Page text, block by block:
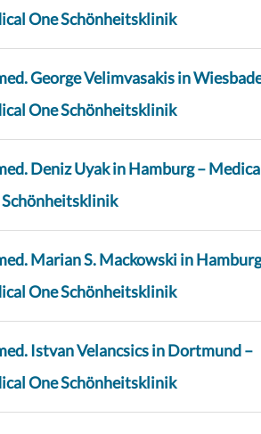
One Schönheitsklinik
George Velimvasakis in
One Schönheitsklinik
Deniz Uyak in Hamburg –
Schönheitsklinik
Marian S. Mackowski in
One Schönheitsklinik
Istvan Velancsics in Dortmund –
One Schönheitsklinik